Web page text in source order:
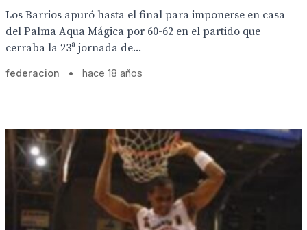
Los Barrios apuró hasta el final para imponerse en casa
del Palma Aqua Mágica por 60-62 en el partido que
cerraba la 23ª jornada de...
federacion • hace 18 años